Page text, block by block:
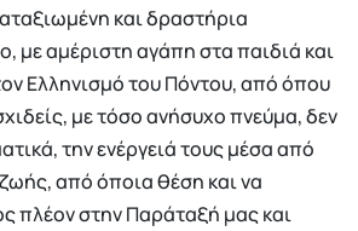
και δραστήρια
με αμέριστη αγάπη στα παιδιά και
Ελληνισμό του Πόντου, από όπου
με τόσο ανήσυχο πνεύμα, δεν
την ενέργειά τους μέσα από
από όποια θέση και να
πλέον στην Παράταξή μας και